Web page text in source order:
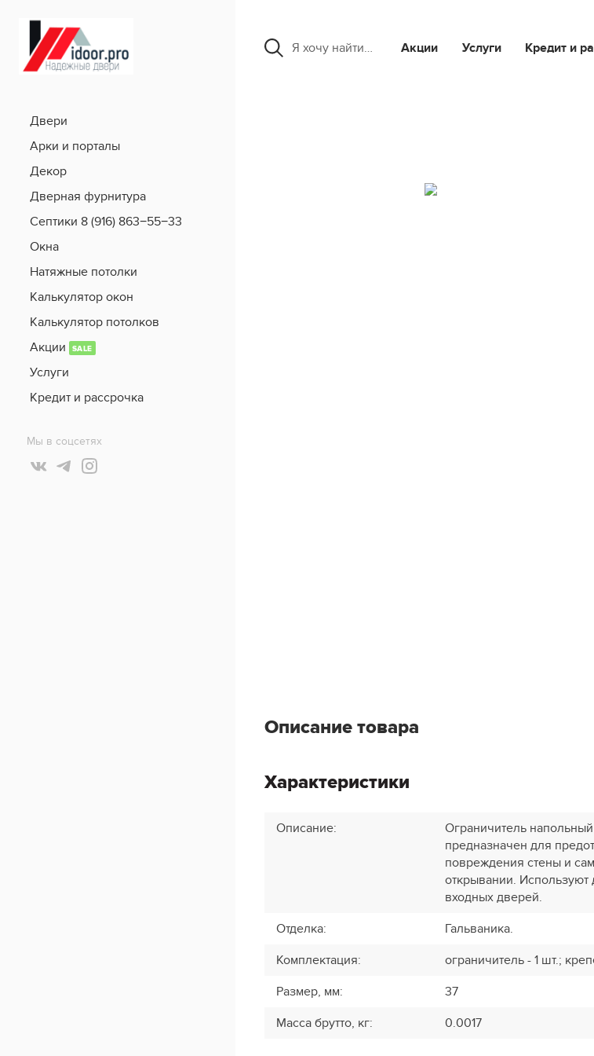
Я хочу найти… Акции Услуги Кредит и
Двери
Арки и порталы
Декор
Дверная фурнитура
Септики 8 (916) 863−55−33
Окна
Натяжные потолки
Калькулятор окон
Калькулятор потолков
Акции
SALE
Услуги
Кредит и рассрочка
Мы в соцсетях
Описание товара
Характеристики
Описание:
Ограничитель
предназначен для
повреждения стены и
открывании.
входных дверей.
Отделка:
Гальваника.
Комплектация:
ограничитель - 1 шт.;
Размер, мм:
37
Масса брутто, кг: 0.0017